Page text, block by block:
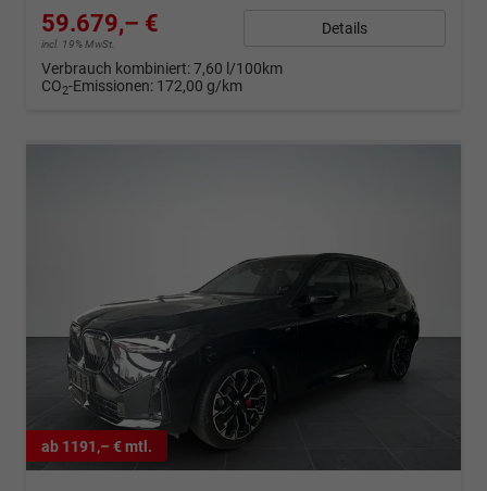
59.679,– €
incl. 19% MwSt.
Details
Verbrauch kombiniert:7,60 l/100km
CO2-Emissionen: 172,00 g/km
ab 1191,– € mtl.